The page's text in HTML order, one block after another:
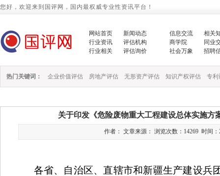
您好，欢迎来到国评网，国内最权威专业性资讯平台！
网站首页
新闻动态
行业资讯
评估机构
行业相关
评估询价
信息交流
相关
商学院
同业
社会万象
招聘
热门关键词： 企业价值评估 房地产评估 无形资产评估 知识产权评估 专利
关于印发《危险废物重大工程建设总体实施方
作者： 文章来源： 浏览次数：14269 时间：
各省、自治区、直辖市和新疆生产建设兵